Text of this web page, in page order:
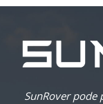
SunRover